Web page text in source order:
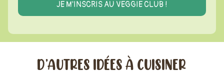
D’AUTRES IDÉES À CUISINER